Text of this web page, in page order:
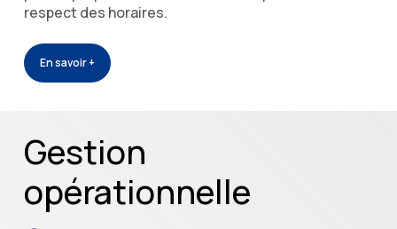
respect des horaires.
En savoir +
Gestion
opérationnelle